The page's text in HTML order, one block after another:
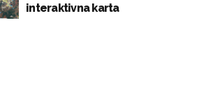
interaktivna karta